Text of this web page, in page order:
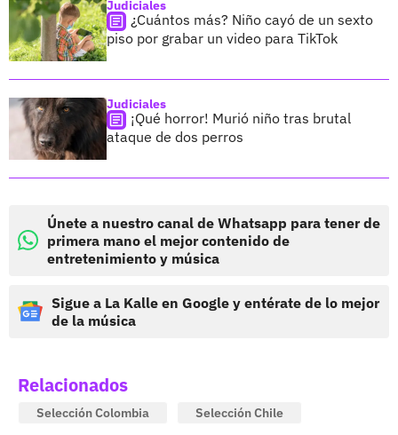
Judiciales
¿Cuántos más? Niño cayó de un sexto
piso por grabar un video para TikTok
Judiciales
¡Qué horror! Murió niño tras brutal
ataque de dos perros
Únete a nuestro canal de Whatsapp para tener de
primera mano el mejor contenido de
entretenimiento y música
Sigue a La Kalle en Google y entérate de lo mejor
de la música
Relacionados
Selección Colombia Selección Chile